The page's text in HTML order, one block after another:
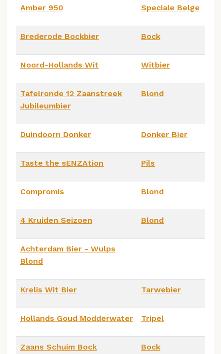
Amber 950 Speciale Belge
Brederode Bockbier Bock
Noord-Hollands Wit Witbier
Tafelronde 12 Zaanstreek
Jubileumbier
Blond
Duindoorn Donker Donker Bier
Taste the sENZAtion Pils
Compromis Blond
4 Kruiden Seizoen Blond
Achterdam Bier - Wulps
Blond
Krelis Wit Bier Tarwebier
Hollands Goud Modderwater Tripel
Zaans Schuim Bock Bock